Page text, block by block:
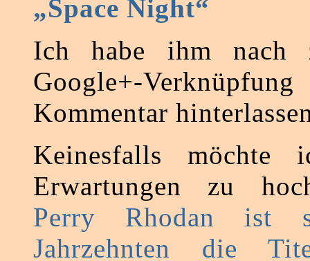
„Space Night“
Ich habe ihm nach
Google+-
Kommentar
Keinesfalls möchte
Erwartungen zu
Perry Rhodan ist
Jahrzehnten die